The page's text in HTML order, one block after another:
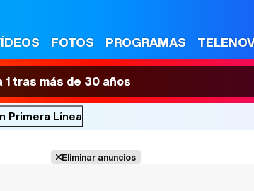
FOTOS PROGRAMAS
tras más de 30 años
Primera Línea
Eliminar anuncios